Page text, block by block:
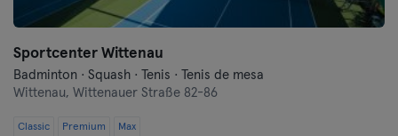
Sportcenter Wittenau
Badminton · Squash · Tenis · Tenis de mesa
Wittenau, Wittenauer Straße 82-86
Classic Premium Max